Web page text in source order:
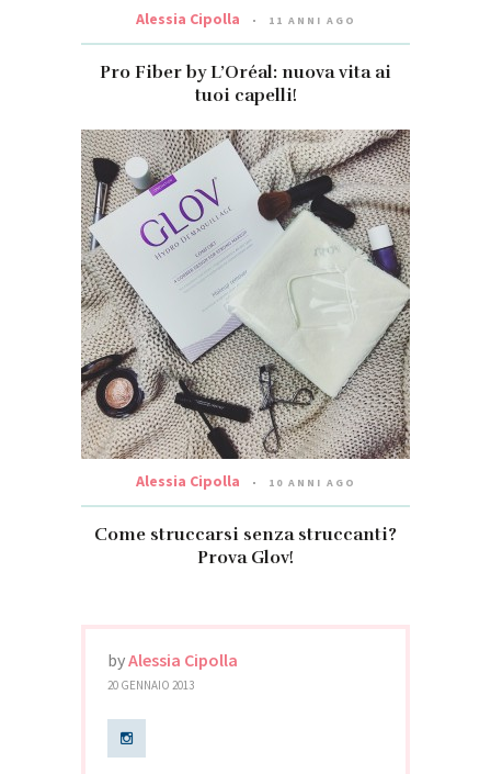
Alessia Cipolla 11 ANNI AGO
Pro Fiber by L’Oréal: nuova vita ai
tuoi capelli!
Alessia Cipolla 10 ANNI AGO
Come struccarsi senza struccanti?
Prova Glov!
byAlessia Cipolla
20 GENNAIO 2013